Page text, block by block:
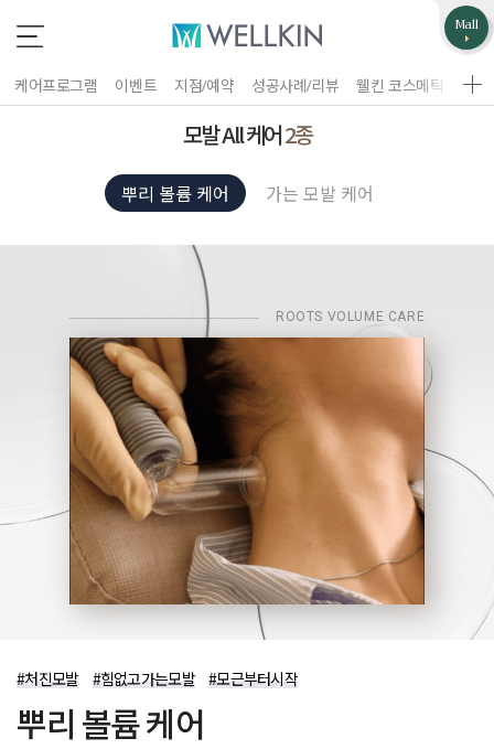
Mall
케어프로그램 이벤트 지점/예약 성공사례/리뷰 웰킨 코스메틱 웰
모발 All 케어2종
뿌리 볼륨 케어 가는 모발 케어
ROOTS VOLUME CARE
#처진모발 #힘없고가는모발 #모근부터시작
뿌리 볼륨 케어
고객불편사항
는 필수 입력 항목
이름
문의내용
(필수)
취소
업무제휴/광고문의
는 필수 입력 항목
담당자
휴대폰 번호
문의내용